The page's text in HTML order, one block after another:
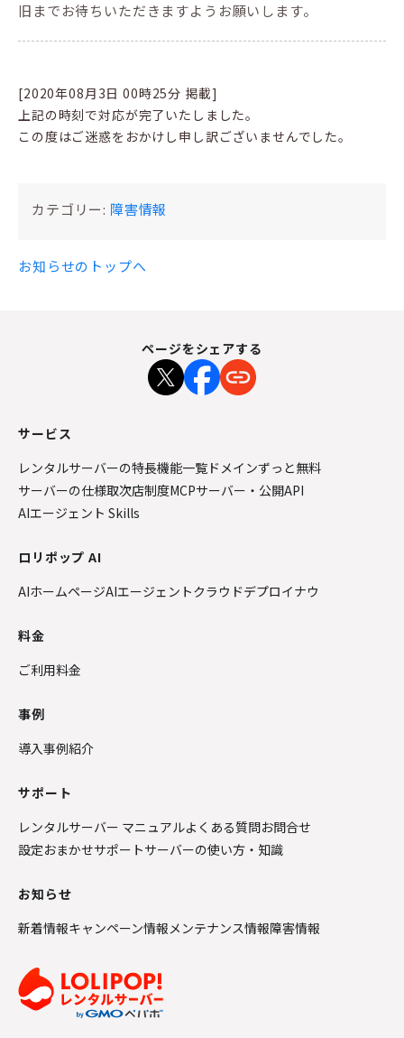
旧までお待ちいただきますようお願いします。
[2020年08月3日 00時25分 掲載]
上記の時刻で対応が完了いたしました。
この度はご迷惑をおかけし申し訳ございませんでした。
カテゴリー: 障害情報
お知らせのトップへ
ページをシェアする
サービス
レンタルサーバーの特長機能一覧 ドメインずっと無料
サーバーの仕様取次店制度MCPサーバー・公開API
AIエージェント Skills
ロリポップ AI
AIホームページAIエージェントクラウドデプロイナウ
料金
ご利用料金
事例
導入事例紹介
サポート
レンタルサーバー マニュアルよくある質問お問合せ
設定おまかせサポートサーバーの使い方・知識
お知らせ
新着情報キャンペーン情報メンテナンス情報障害情報